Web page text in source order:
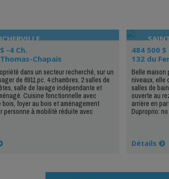
-4 Ch.
Chapais
dans un secteur recherché, sur un
de 6911 pc. 4 chambres, 2 salles de
salle de lavage indépendante et
Cuisine fonctionnelle avec
bois, foyer au bois et aménagement
personne à mobilité réduite avec
484 500 $
132 du
Belle
niveaux, elle
salles de
ouverte au
arrière en
Duproprio: no
Détails